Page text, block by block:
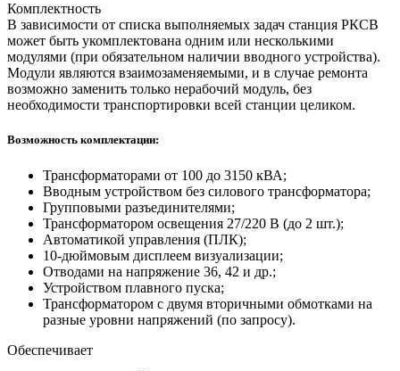
Комплектность
В зависимости от списка выполняемых задач станция РКСВ
может быть укомплектована одним или несколькими
модулями (при обязательном наличии вводного устройства).
Модули являются взаимозаменяемыми, и в случае ремонта
возможно заменить только нерабочий модуль, без
необходимости транспортировки всей станции целиком.
Возможность комплектации:
Трансформаторами от 100 до 3150 кВА;
Вводным устройством без силового трансформатора;
Групповыми разъединителями;
Трансформатором освещения 27/220 В (до 2 шт.);
Автоматикой управления (ПЛК);
10-дюймовым дисплеем визуализации;
Отводами на напряжение 36, 42 и др.;
Устройством плавного пуска;
Трансформатором с двумя вторичными обмотками на
разные уровни напряжений (по запросу).
Обеспечивает